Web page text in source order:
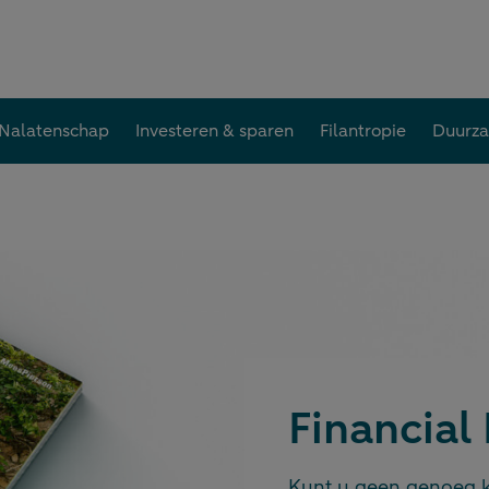
Nalatenschap Investeren & sparen Filantropie
Financial